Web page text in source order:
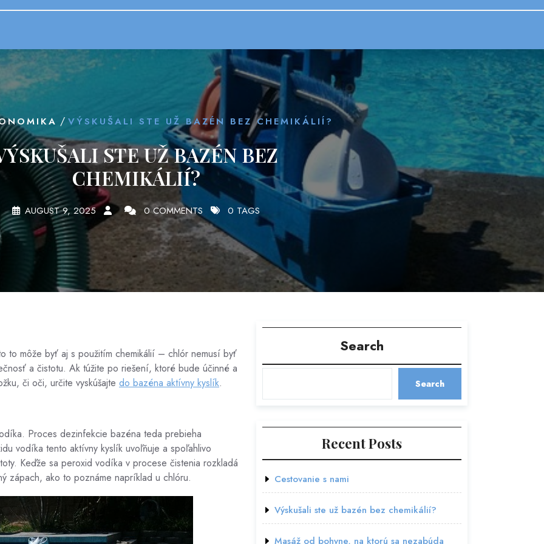
/ VÝSKUŠALI STE UŽ BAZÉN BEZ CHEMIKÁLIÍ?
STE UŽ BAZÉN BEZ
CHEMIKÁLIÍ?
AUGUST 9, 2025 0 COMMENTS 0 TAGS
to môže byť aj s použitím chemikálií – chlór nemusí byť
a čistotu. Ak túžite po riešení, ktoré bude účinné a
či oči, určite vyskúšajte do bazéna aktívny kyslík.
Proces dezinfekcie bazéna teda prebieha
vodíka tento aktívny kyslík uvoľňuje a spoľahlivo
Keďže sa peroxid vodíka v procese čistenia rozkladá
zápach, ako to poznáme napríklad u chlóru.
Search
Search
Recent Posts
Cestovanie s nami
Výskušali ste už bazén bez chemikálií?
Masáž od bohyne, na ktorú sa nezabúda